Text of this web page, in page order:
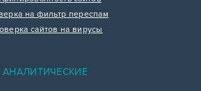
на фильтр переспам
сайтов на вирусы
АНАЛИТИЧЕСКИЕ